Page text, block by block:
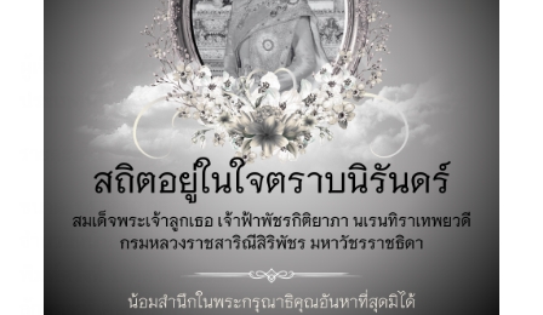
พระมหาสมปอง ตาลปุตฺโต
ประเภทหนังสือ:ทั่วๆไป / อื่นๆ
รายละเอียดสินค้า
ขนาด: 14.5*19.05 ซม.
จำนวนหน้า: 190 หน้า
พิมพ์ครั้งที่ 1: ตุลาคม 2555
ลักษณะพิเศษ: พิมพ์ 2 สี